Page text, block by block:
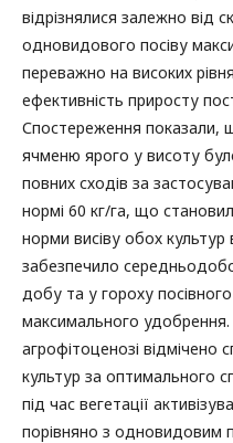
відрізнялися залежно від
одновидового посіву
переважно на високих
ефективність приросту
Спостереження показали,
ячменю ярого у висоту
повних сходів за
нормі 60 кг/га, що
норми висіву обох культур
забезпечило
добу та у гороху
максимального
агрофітоценозі відмічено
культур за оптимального
під час вегетації
порівняно з одновидовим